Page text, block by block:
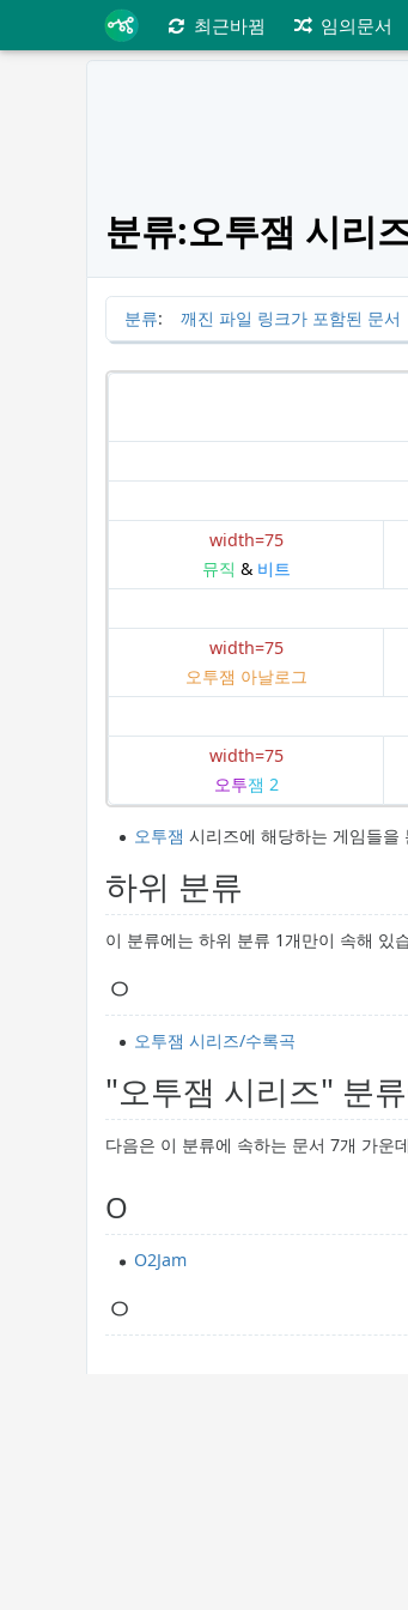
최근바뀜 임의문서
분류:오투잼 시리
분류: 깨진 파일 링크가 포함된 문서
width=75
뮤직 & 비트
width=75
오투잼 아날로그
width=75
오투잼 2
오투잼 시리즈에 해당하는 게임들을
하위 분류
이 분류에는 하위 분류 1개만이 속해 있
ㅇ
오투잼 시리즈/수록곡
"오투잼 시리즈" 분
다음은 이 분류에 속하는 문서 7개 가운
O
O2Jam
ㅇ